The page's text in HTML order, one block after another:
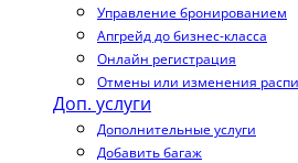
Управление бронированием
Апгрейд до бизнес-класса
Онлайн регистрация
Отмены или изменения
Доп. услуги
Дополнительные услуги
Добавить багаж